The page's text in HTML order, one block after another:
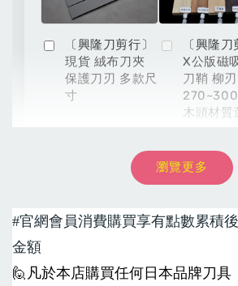
〔興隆刀剪行〕
現貨 絨布刀夾
保護刀刃 多款尺
寸
+
〔興隆刀
X公版磁
刀鞘 柳刃
木頭材質
NT$ 899
瀏覽更多
#官網會員消費購買享有點數累積
金額
🙋 凡於本店購買任何日本品牌刀具